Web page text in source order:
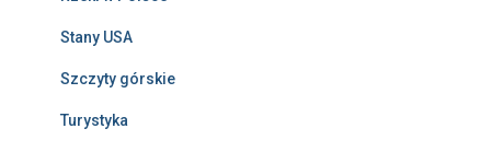
Stany USA
Szczyty górskie
Turystyka